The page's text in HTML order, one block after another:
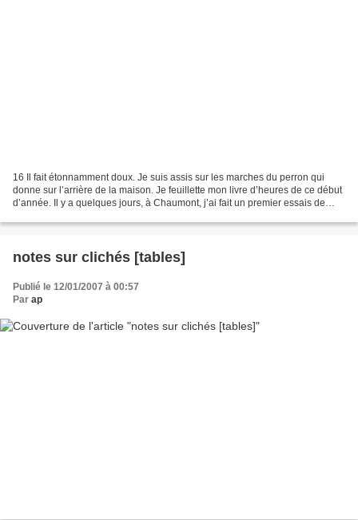
16 Il fait étonnamment doux. Je suis assis sur les marches du perron qui
donne sur l’arrière de la maison. Je feuillette mon livre d’heures de ce début
d’année. Il y a quelques jours, à Chaumont, j’ai fait un premier essais de
notes sur clichés [tables]
Publié le 12/01/2007 à 00:57
Par ap